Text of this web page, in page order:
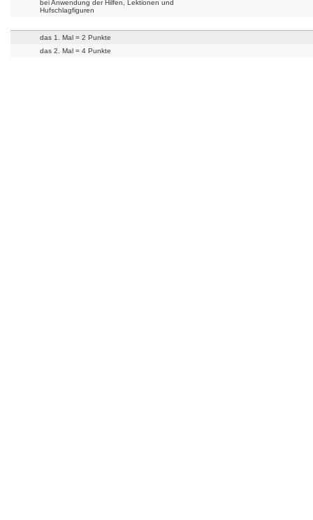
bei Anwendung der Hilfen, Lektionen und
Hufschlagfiguren
das 1. Mal = 2 Punkte
das 2. Mal = 4 Punkte